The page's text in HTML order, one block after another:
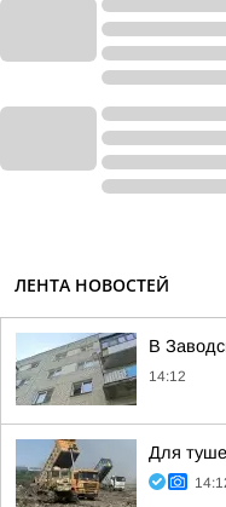
ЛЕНТА НОВОСТЕЙ
В
14:12
Для